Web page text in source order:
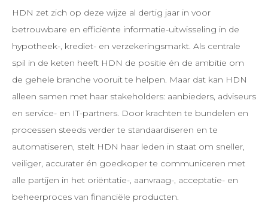
HDN zet zich op deze wijze al dertig jaar in voor
betrouwbare en efficiënte informatie-uitwisseling in de
hypotheek-, krediet- en verzekeringsmarkt. Als centrale
spil in de keten heeft HDN de positie én de ambitie om
de gehele branche vooruit te helpen. Maar dat kan HDN
alleen samen met haar stakeholders: aanbieders, adviseurs
en service- en IT-partners. Door krachten te bundelen en
processen steeds verder te standaardiseren en te
automatiseren, stelt HDN haar leden in staat om sneller,
veiliger, accurater én goedkoper te communiceren met
alle partijen in het oriëntatie-, aanvraag-, acceptatie- en
beheerproces van financiële producten.